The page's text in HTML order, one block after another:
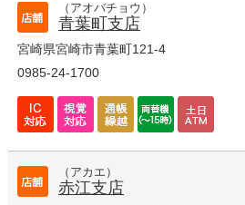
（アオバチョウ）
青葉町支店
宮崎県宮崎市青葉町121-4
0985-24-1700
（アカエ）
赤江支店